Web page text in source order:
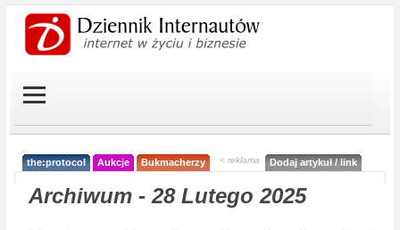
the:protocol Aukcje Bukmacherzy < reklama Dodaj artykuł / link
Archiwum - 28 Lutego 2025